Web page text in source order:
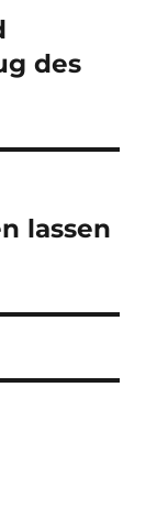
des
lassen